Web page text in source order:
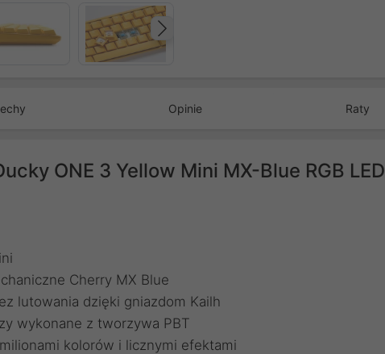
Opinie Raty
ONE 3 Yellow Mini MX-Blue RGB LED
Cherry MX Blue
lutowania dzięki gniazdom Kailh
wykonane z tworzywa PBT
kolorów i licznymi efektami